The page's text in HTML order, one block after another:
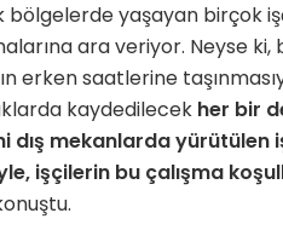
bölgelerde yaşayan birçok
ara veriyor. Neyse ki,
erken saatlerine
kaydedilecek her bir
dış mekanlarda yürütülen
işçilerin bu çalışma